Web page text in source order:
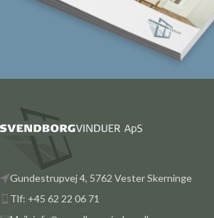
Gundestrupvej 4, 5762 Vester Skerninge
Tlf: +45 62 22 06 71